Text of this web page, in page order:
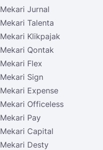
Mekari Jurnal
Mekari Talenta
Mekari Klikpajak
Mekari Qontak
Mekari Flex
Mekari Sign
Mekari Expense
Mekari Officeless
Mekari Pay
Mekari Capital
Mekari Desty